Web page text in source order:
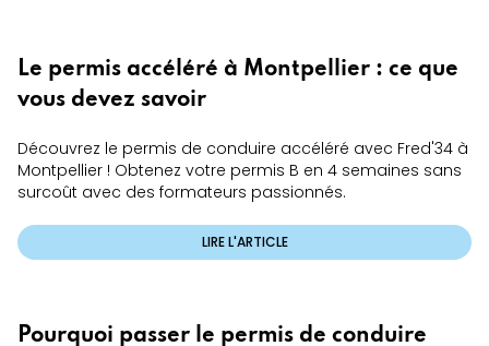
Le permis accéléré à Montpellier : ce que
vous devez savoir
Découvrez le permis de conduire accéléré avec Fred'34 à
Montpellier ! Obtenez votre permis B en 4 semaines sans
surcoût avec des formateurs passionnés.
LIRE L'ARTICLE
Pourquoi passer le permis de conduire